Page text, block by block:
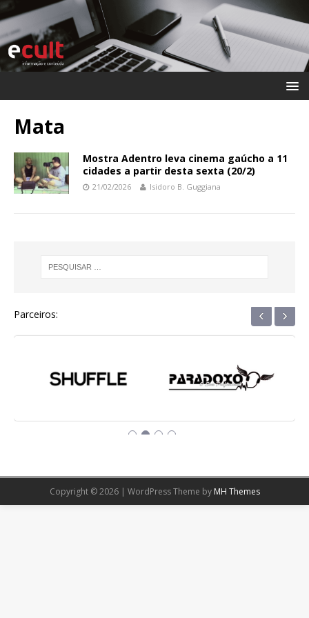
Mata
Mostra Adentro leva cinema gaúcho a 11
cidades a partir desta sexta (20/2)
21/02/2026 Isidoro B. Guggiana
Parceiros: ‹ ›
Copyright © 2026 | WordPress Theme by MH Themes